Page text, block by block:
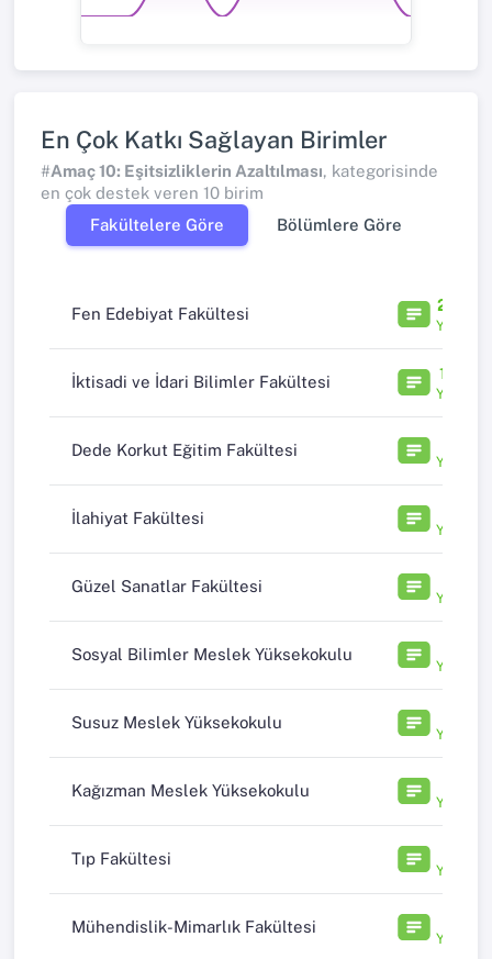
En Çok Katkı Sağlayan Birimler
#Amaç 10: Eşitsizliklerin Azaltılması, kategorisinde
en çok destek veren 10 birim
Fakültelere Göre
Bölümlere Göre
Fen Edebiyat Fakültesi 234
Yayın
İktisadi ve İdari Bilimler Fakültesi 108
Yayın
Dede Korkut Eğitim Fakültesi
Yayın
İlahiyat Fakültesi
Yayın
Güzel Sanatlar Fakültesi
Yayın
Sosyal Bilimler Meslek Yüksekokulu
Yayın
Susuz Meslek Yüksekokulu
Yayın
Kağızman Meslek Yüksekokulu
Yayın
Tıp Fakültesi
Yayın
Mühendislik-Mimarlık Fakültesi
Yayın